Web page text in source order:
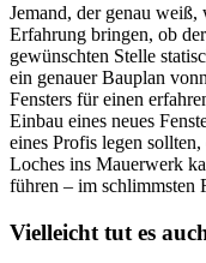
Jemand, der genau weiß,
Erfahrung bringen, ob
gewünschten Stelle
ein genauer Bauplan
Fensters für einen
Einbau eines neues
eines Profis legen
Loches ins Mauerwerk
führen – im schlimmsten
Vielleicht tut es